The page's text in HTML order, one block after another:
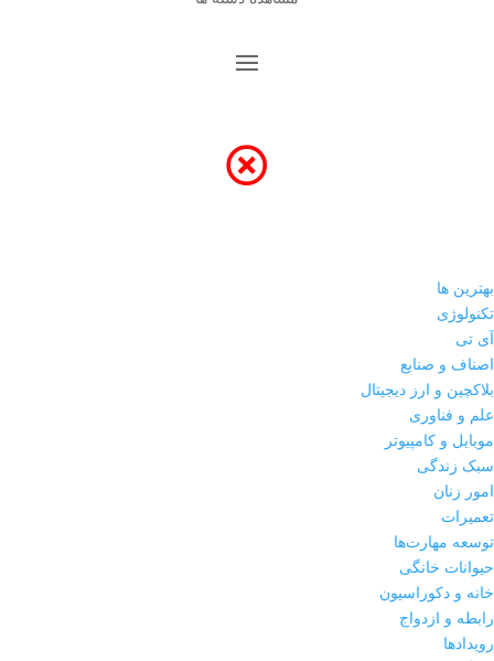
بهترین ها
تکنولوژی
آی تی
اصناف و صنایع
بلاکچین و ارز دیجیتال
علم و فناوری
موبایل و کامپیوتر
سبک زندگی
امور زنان
تعمیرات
توسعه مهارت‌ها
حیوانات خانگی
خانه و دکوراسیون
رابطه و ازدواج
رویدادها